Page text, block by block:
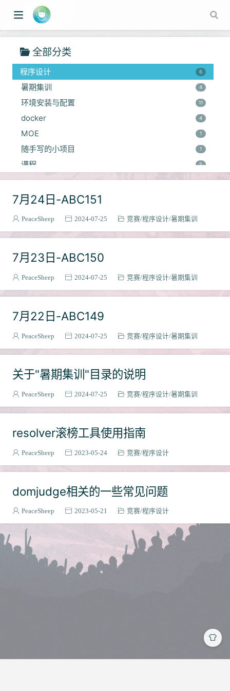
window)
全部分类
项目
即时通讯
竞赛
程序设计 6
暑期集训 4
环境安装与配置 11
docker 4
MOE 1
随手写的小项目 1
课程 5
云计算 1
语言
依赖相关
SSM初学
常用代码
Django
联邦学习
框架使用
多智能体控制 1
网络
C++
OS比赛
班级作业管理系统
git
路由器 2
Pyhton
7月24日-ABC151
PeaceSheep 2024-07-25 竞赛 程序设计 暑期集训
7月23日-ABC150
PeaceSheep 2024-07-25 竞赛 程序设计 暑期集训
7月22日-ABC149
PeaceSheep 2024-07-25 竞赛 程序设计 暑期集训
关于"暑期集训"目录的说明
PeaceSheep 2024-07-25 竞赛 程序设计 暑期集训
resolver滚榜工具使用指南
PeaceSheep 2023-05-24 竞赛 程序设计
domjudge相关的一些常见问题
PeaceSheep 2023-05-21 竞赛 程序设计